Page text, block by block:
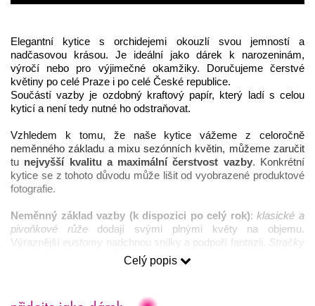
Elegantní kytice s orchidejemi okouzlí svou jemností a
nadčasovou krásou. Je ideální jako dárek k narozeninám,
výročí nebo pro výjimečné okamžiky. Doručujeme čerstvé
květiny po celé Praze i po celé České republice.
Součástí vazby je ozdobný kraftový papír, který ladí s celou
kyticí a není tedy nutné ho odstraňovat.
Vzhledem k tomu, že naše kytice vážeme z celoročně
neměnného základu a mixu sezónních květin, můžeme zaručit
tu nejvyšší kvalitu a maximální čerstvost vazby. Konkrétní
kytice se z tohoto důvodu může lišit od vyobrazené produktové
fotografie.
Neměnný základ vazby (k dispozici po celý rok): klasické a
pivoňkové růže dodají svými plnými květy na objemu.
Výraznější eustomy nadchnou snílky a podpoří fantazii.
Stračky
už jen dodají celé kytici punc jedinečnosti.
Léto – pivoňky, hortenzie, stračky
Celý popis